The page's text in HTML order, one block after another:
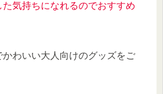
気持ちになれるのでおすすめ
わいい大人向けのグッズをご